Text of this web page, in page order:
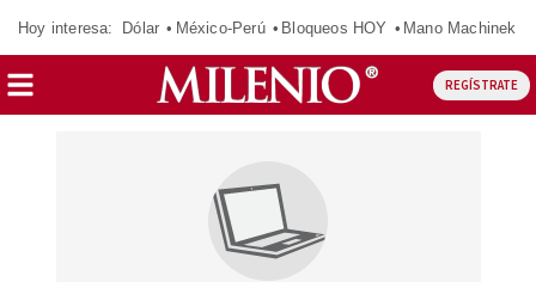
Hoy interesa: Dólar México-Perú Bloqueos HOY Mano Machinek
REGÍSTRATE